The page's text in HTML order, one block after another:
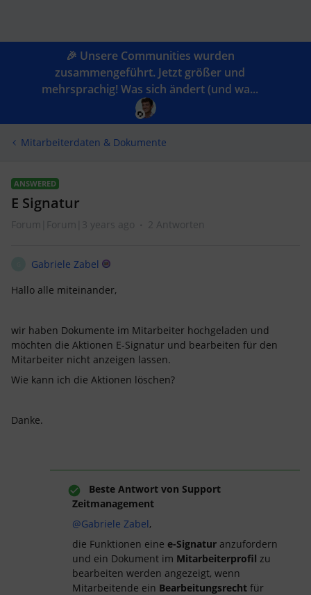
🎉 Unsere Communities wurden
zusammengeführt. Jetzt größer und
mehrsprachig! Was sich ändert (und wa...
Mitarbeiterdaten & Dokumente
ANSWERED
E Signatur
Forum|Forum|3 years ago 2 Antworten
Gabriele Zabel
Hallo alle miteinander,
wir haben Dokumente im Mitarbeiter hochgeladen und
möchten die Aktionen E-Signatur und bearbeiten für den
Mitarbeiter nicht anzeigen lassen.
Wie kann ich die Aktionen löschen?
Danke.
Beste Antwort von Support
Zeitmanagement
@Gabriele Zabel,
die Funktionen eine e-Signatur anzufordern
und ein Dokument im Mitarbeiterprofil zu
bearbeiten werden angezeigt, wenn
Mitarbeitende ein Bearbeitungsrecht für